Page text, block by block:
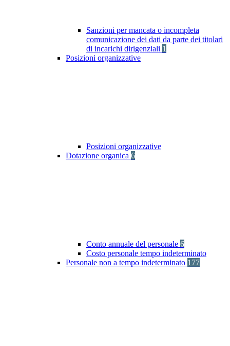
Sanzioni per mancata o incompleta
comunicazione dei dati da parte dei titolari
di incarichi dirigenziali 1
Posizioni organizzative
Posizioni organizzative
Dotazione organica 6
Conto annuale del personale 6
Costo personale tempo indeterminato
Personale non a tempo indeterminato 177